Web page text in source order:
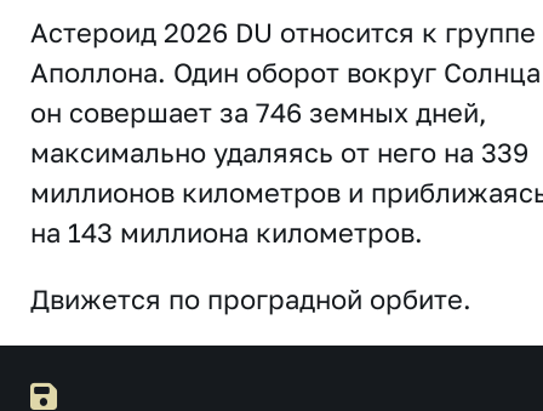
Астероид 2026 DU относится к группе
Аполлона. Один оборот вокруг Солнца
он совершает за 746 земных дней,
максимально удаляясь от него на 339
миллионов километров и
на 143 миллиона километров.
Движется по проградной орбите.